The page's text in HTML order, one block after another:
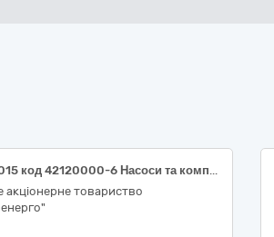
ДК 021:2015 код 42120000-6 Насоси та компресори (Компресор повітряний високого тиску для філії "Кременчуцька ГЕС" ПрАТ "Укргідроенерго")
акціонерне товариство